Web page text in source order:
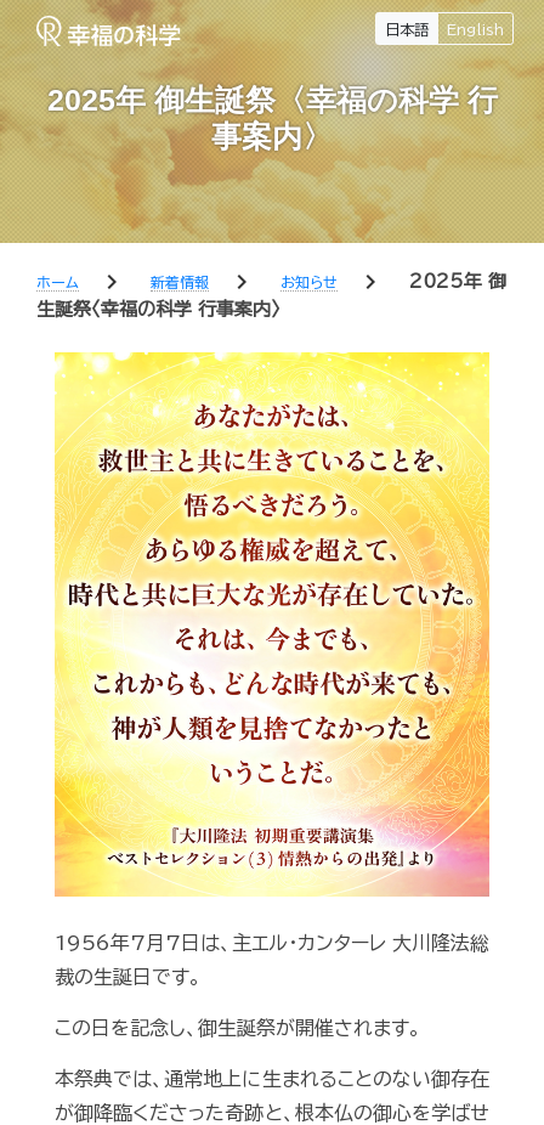
日本語 English
2025年 御生誕祭〈幸福の科学 行
事案内〉
ホーム chevron_right 新着情報 chevron_right お知らせ chevron_right
2025年 御
生誕祭〈幸福の科学 行事案内〉
1956年7月7日は、主エル・カンターレ 大川隆法総
裁の生誕日です。
この日を記念し、御生誕祭が開催されます。
本祭典では、通常地上に生まれることのない御存在
が御降臨くださった奇跡と、根本仏の御心を学ばせ